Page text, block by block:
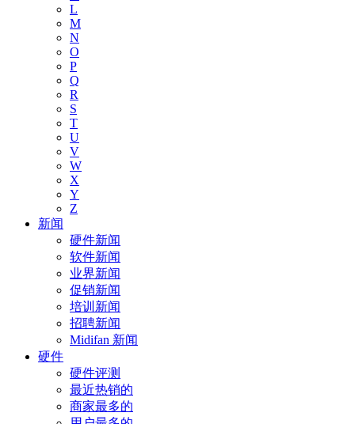
L
M
N
O
P
Q
R
S
T
U
V
W
X
Y
Z
新闻
硬件新闻
软件新闻
业界新闻
促销新闻
培训新闻
招聘新闻
Midifan 新闻
硬件
硬件评测
最近热销的
商家最多的